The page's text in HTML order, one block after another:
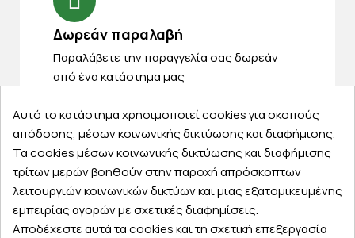
Δωρεάν παραλαβή
Παραλάβετε την παραγγελία σας δωρεάν
από ένα κατάστημα μας
Express αποστολές
Κάντε σήμερα την παραγγελία σας και
παραλάβετε αύριο στην πόρτα σας
Αυτό το κατάστημα χρησιμοποιεί cookies για σκοπούς
απόδοσης, μέσων κοινωνικής δικτύωσης και διαφήμισης.
Τα cookies μέσων κοινωνικής δικτύωσης και διαφήμισης
τρίτων μερών βοηθούν στην παροχή απρόσκοπτων
λειτουργιών κοινωνικών δικτύων και μιας εξατομικευμένης
εμπειρίας αγορών με σχετικές διαφημίσεις.
Αποδέχεστε αυτά τα cookies και τη σχετική επεξεργασία